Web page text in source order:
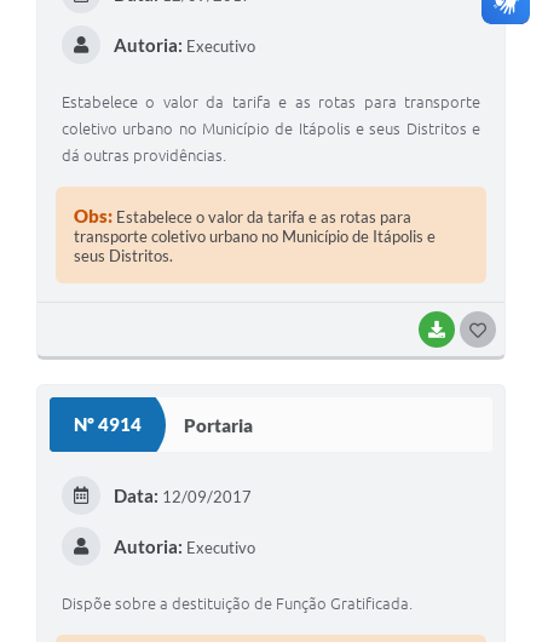
BAIXAR
Autoria: Executivo
Estabelece o valor da tarifa e as rotas para transporte
coletivo urbano no Município de Itápolis e seus Distritos e
dá outras providências.
Obs: Estabelece o valor da tarifa e as rotas para
transporte coletivo urbano no Município de Itápolis e
seus Distritos.
Nº 4914 Portaria
Data: 12/09/2017
Autoria: Executivo
Dispõe sobre a destituição de Função Gratificada.